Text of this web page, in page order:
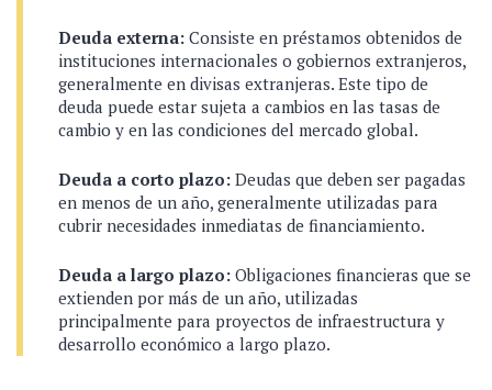
Deuda externa: Consiste en préstamos obtenidos de
instituciones internacionales o gobiernos extranjeros,
generalmente en divisas extranjeras. Este tipo de
deuda puede estar sujeta a cambios en las tasas de
cambio y en las condiciones del mercado global.
Deuda a corto plazo: Deudas que deben ser pagadas
en menos de un año, generalmente utilizadas para
cubrir necesidades inmediatas de financiamiento.
Deuda a largo plazo: Obligaciones financieras que se
extienden por más de un año, utilizadas
principalmente para proyectos de infraestructura y
desarrollo económico a largo plazo.